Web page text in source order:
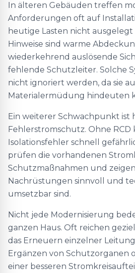
In älteren Gebäuden treffen
Anforderungen oft auf
heutige Lasten nicht ausgelegt
Hinweise sind warme
wiederkehrend auslösende
fehlende Schutzleiter. Solche
nicht ignoriert werden, da sie
Materialermüdung hindeuten
Ein weiterer Schwachpunkt ist
Fehlerstromschutz. Ohne RCD
Isolationsfehler schnell
prüfen die vorhandenen
Schutzmaßnahmen und
Nachrüstungen sinnvoll und
umsetzbar sind.
Nicht jede Modernisierung
ganzen Haus. Oft reichen
das Erneuern einzelner
Ergänzen von Schutzorganen
einer besseren